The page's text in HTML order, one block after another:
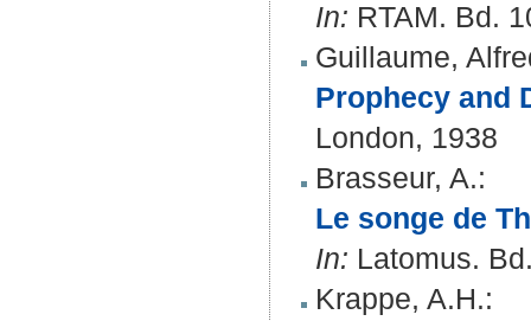
In: RTAM. Bd.
Guillaume,
Prophecy and
London, 1938
Brasseur, A.:
Le songe de
In: Latomus.
Krappe, A.H.: